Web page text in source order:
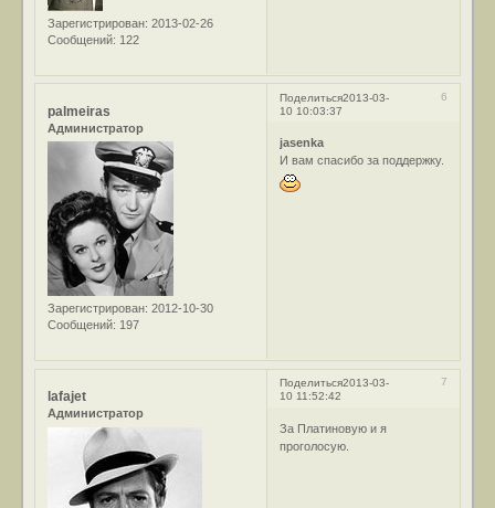
Зарегистрирован: 2013-02-26
Сообщений: 122
Поделиться 6
2013-03-
10 10:03:37
palmeiras
Администратор
Зарегистрирован: 2012-10-30
Сообщений: 197
jasenka
И вам спасибо за поддержку.
Поделиться 7
2013-03-
10 11:52:42
lafajet
Администратор
За Платиновую и я
проголосую.